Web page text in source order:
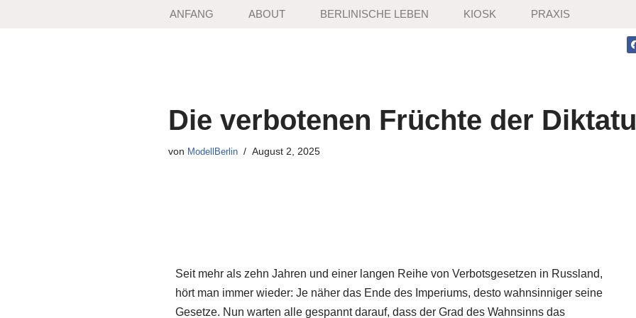
ANFANG ABOUT BERLINISCHE LEBEN KIOSK PRAXIS
Die verbotenen Früchte der
von ModellBerlin August 2, 2025
Seit mehr als zehn Jahren und einer langen Reihe von Verbotsgesetzen in Russland,
hört man immer wieder: Je näher das Ende des Imperiums, desto wahnsinniger seine
Gesetze. Nun warten alle gespannt darauf, dass der Grad des Wahnsinns das